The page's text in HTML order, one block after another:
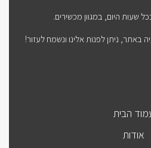
שעות היום, במגוון מכשירים.
ניתן לפנות אלינו ונשמח לעזור!
הבית
אודות